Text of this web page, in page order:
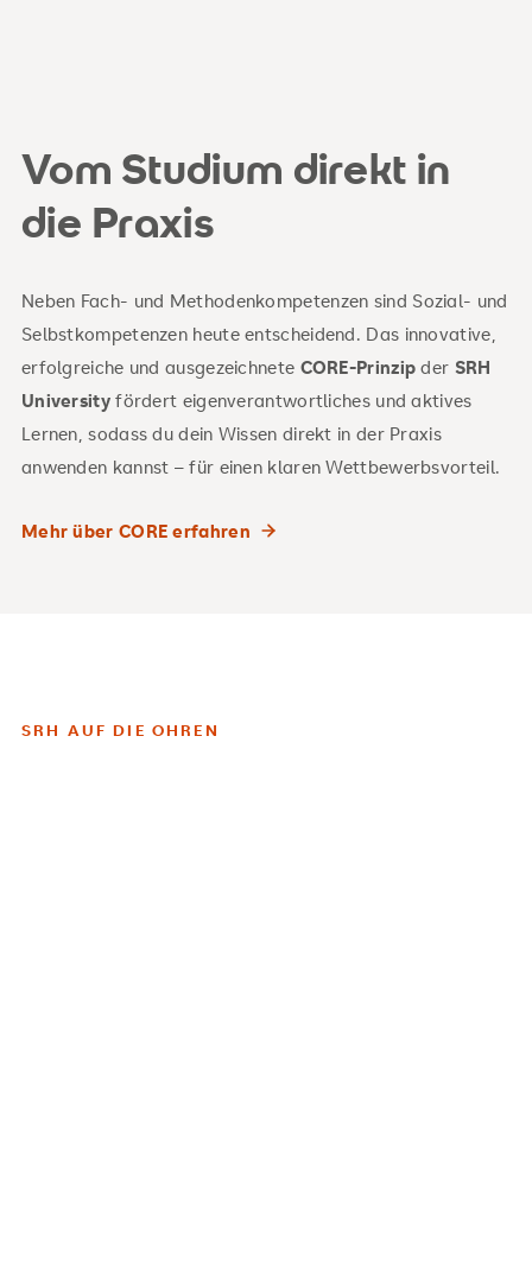
Vom Studium direkt in
die Praxis
Neben Fach- und Methodenkompetenzen sind Sozial- und
Selbstkompetenzen heute entscheidend. Das innovative,
erfolgreiche und ausgezeichnete CORE-Prinzip der SRH
Universityfördert eigenverantwortliches und aktives
Lernen, sodass du dein Wissen direkt in der Praxis
anwenden kannst – für einen klaren Wettbewerbsvorteil.
Mehr über CORE erfahren
SRH AUF DIE OHREN